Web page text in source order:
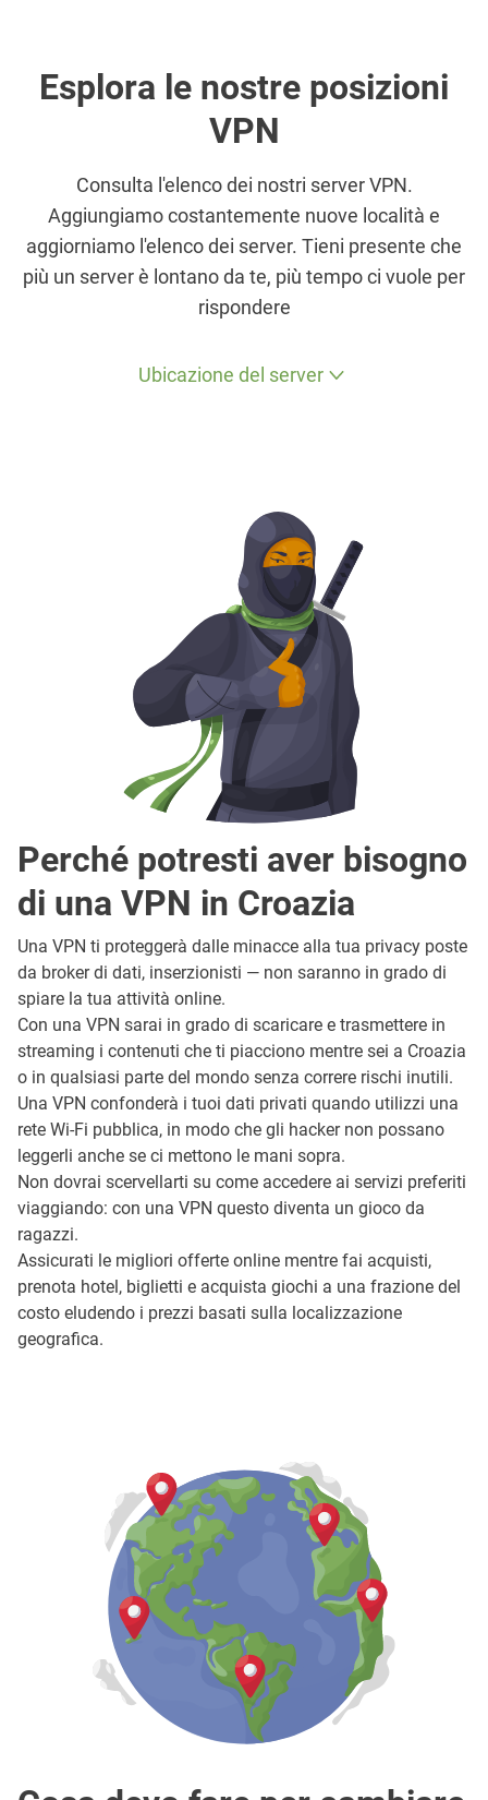
Esplora le nostre posizioni
VPN
Consulta l'elenco dei nostri server VPN.
Aggiungiamo costantemente nuove località e
aggiorniamo l'elenco dei server. Tieni presente che
più un server è lontano da te, più tempo ci vuole per
rispondere
Ubicazione del server
Perché potresti aver bisogno
di una VPN in Croazia
Una VPN ti proteggerà dalle minacce alla tua privacy poste
da broker di dati, inserzionisti — non saranno in grado di
spiare la tua attività online.
Con una VPN sarai in grado di scaricare e trasmettere in
streaming i contenuti che ti piacciono mentre sei a Croazia
o in qualsiasi parte del mondo senza correre rischi inutili.
Una VPN confonderà i tuoi dati privati quando utilizzi una
rete Wi-Fi pubblica, in modo che gli hacker non possano
leggerli anche se ci mettono le mani sopra.
Non dovrai scervellarti su come accedere ai servizi preferiti
viaggiando: con una VPN questo diventa un gioco da
ragazzi.
Assicurati le migliori offerte online mentre fai acquisti,
prenota hotel, biglietti e acquista giochi a una frazione del
costo eludendo i prezzi basati sulla localizzazione
geografica.